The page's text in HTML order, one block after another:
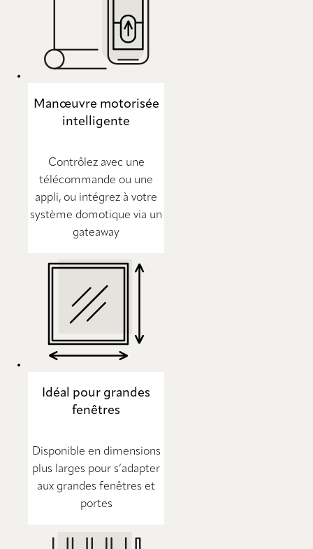
Manœuvre motorisée
intelligente
Contrôlez avec une
télécommande ou une
appli, ou intégrez à votre
système domotique via un
gateaway
Idéal pour grandes
fenêtres
Disponible en dimensions
plus larges pour s’adapter
aux grandes fenêtres et
portes